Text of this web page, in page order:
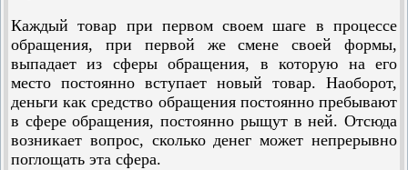
Каждый товар при первом своем шаге в процессе
обращения, при первой же смене своей формы,
выпадает из сферы обращения, в которую на его
место постоянно вступает новый товар. Наоборот,
деньги как средство обращения постоянно пребывают
в сфере обращения, постоянно рыщут в ней. Отсюда
возникает вопрос, сколько денег может непрерывно
поглощать эта сфера.